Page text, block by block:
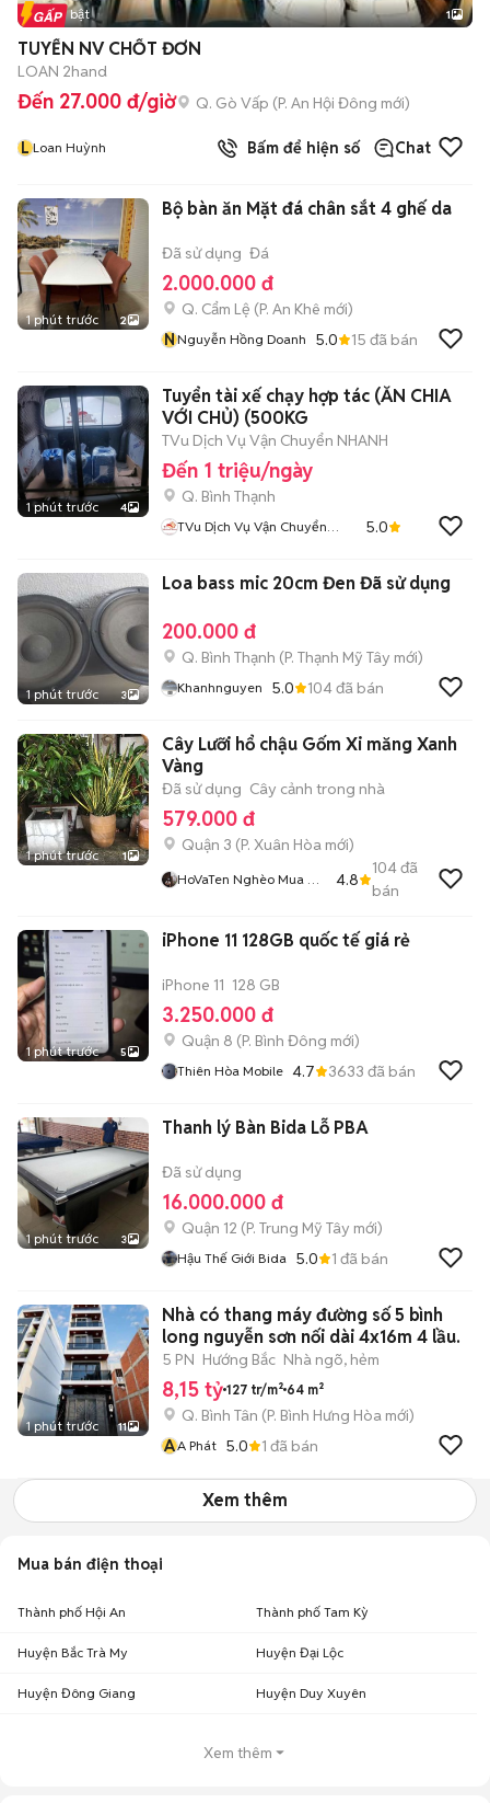
Tin nổi bật 1
TUYỂN NV CHỐT ĐƠN
LOAN 2hand
Đến 27.000 đ/giờ Q. Gò Vấp (P. An Hội Đông mới)
L Loan Huỳnh Bấm để hiện số Chat
1 phút trước 2
Bộ bàn ăn Mặt đá chân sắt 4 ghế da
Đã sử dụng Đá
2.000.000 đ
Q. Cẩm Lệ (P. An Khê mới)
NNguyễn Hồng Doanh 5.0 15 đã bán
1 phút trước 4
Tuyển tài xế chạy hợp tác (ĂN CHIA
VỚI CHỦ) (500KG
TVu Dịch Vụ Vận Chuyển NHANH
Đến 1 triệu/ngày
Q. Bình Thạnh
TVu Dịch Vụ Vận Chuyển
5.0
1 phút trước 3
Loa bass mic 20cm Đen Đã sử dụng
200.000 đ
Q. Bình Thạnh (P. Thạnh Mỹ Tây mới)
Khanhnguyen 5.0 104đã bán
1 phút trước 1
Cây Lưỡi hổ chậu Gốm Xi măng Xanh
Vàng
Đã sử dụng Cây cảnh trong nhà
579.000 đ
Quận 3 (P. Xuân Hòa mới)
HoVaTen Nghèo Mua Gì
4.8
104đã
bán
1 phút trước 5
iPhone 11 128GB quốc tế giá rẻ
iPhone 11 128 GB
3.250.000 đ
Quận 8 (P. Bình Đông mới)
Thiên Hòa Mobile 4.7 3633 đã bán
1 phút trước 3
Thanh lý Bàn Bida Lỗ PBA
Đã sử dụng
16.000.000 đ
Quận 12 (P. Trung Mỹ Tây mới)
Hậu Thế Giới Bida 5.0 1 đã bán
1 phút trước 11
Nhà có thang máy đường số 5 bình
long nguyễn sơn nối dài 4x16m 4 lầu.
5 PN Hướng Bắc Nhà ngõ, hẻm
8,15 tỷ 127 tr/m² 64 m²
Q. Bình Tân (P. Bình Hưng Hòa mới)
AA Phát 5.0 1 đã bán
Xem thêm
Mua bán điện thoại
Thành phố Hội An Thành phố Tam Kỳ
Huyện Bắc Trà My Huyện Đại Lộc
Huyện Đông Giang Huyện Duy Xuyên
Xem thêm